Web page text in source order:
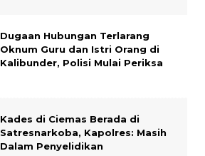
Dugaan Hubungan Terlarang
Oknum Guru dan Istri Orang di
Kalibunder, Polisi Mulai Periksa
Kades di Ciemas Berada di
Satresnarkoba, Kapolres: Masih
Dalam Penyelidikan